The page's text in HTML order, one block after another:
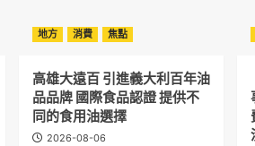
地方 消費 焦點
高雄大遠百 引進義大利百年油
品品牌 國際食品認證 提供不
同的食用油選擇
2026-08-06